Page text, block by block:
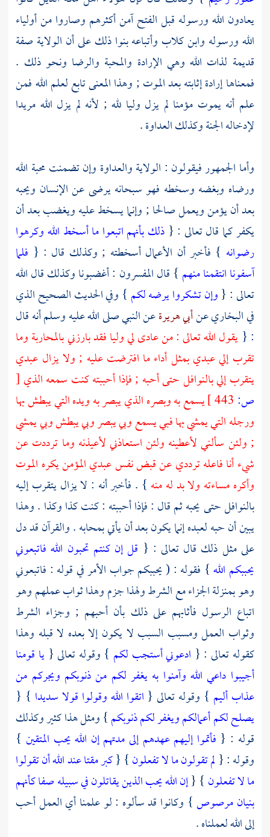
يعادون الله ورسوله قبل الفتح آمن أكثرهم وصاروا من أولياء
الله ورسوله وابن كلاب وأتباعه بنوا ذلك على أن الولاية صفة
قديمة لذات الله وهي الإرادة والمحبة والرضا ونحو ذلك .
فمعناها إرادة إثابته بعد الموت ; وهذا المعنى تابع لعلم الله فمن
علم أنه يموت مؤمنا لم يزل وليا لله ; لأنه لم يزل الله مريدا
لإدخاله الجنة وكذلك العداوة .
وأما الجمهور فيقولون : الولاية والعداوة وإن تضمنت محبة الله
ورضاه وبغضه وسخطه فهو سبحانه يرضى عن الإنسان ويحبه
بعد أن يؤمن ويعمل صالحا ; وإنما يسخط عليه ويغضب بعد أن
يكفر كما قال تعالى : { ذلك بأنهم اتبعوا ما أسخط الله وكرهوا
رضوانه } فأخبر أن الأعمال أسخطته ; وكذلك قال : { فلما
آسفونا انتقمنا منهم } قال المفسرون : أغضبونا وكذلك قال الله
تعالى : {وإن تشكروا يرضه لكم } وفي الحديث الصحيح الذي
فيالبخاريعنأبي هريرةعن النبي صلى الله عليه وسلم أنه قال
: { يقول الله تعالى : من عادى لي وليا فقد بارزني بالمحاربة وما
تقرب إلي عبدي بمثل أداء ما افترضت عليه ; ولا يزال عبدي
يتقرب إلي بالنوافل حتى أحبه ; فإذا أحببته كنت سمعه الذي [
ص:
يسمع به وبصره الذي يبصر به ويده التي يبطش بها
ورجله التي يمشي بها فبي يسمع وبي يبصر وبي يبطش وبي يمشي
; ولئن سألني لأعطينه ولئن استعاذني لأعيذنه وما ترددت عن
شيء أنا فاعله ترددي عن قبض نفس عبدي المؤمن يكره الموت
وأكره مساءته ولا بد له منه } . فأخبر أنه : لا يزال يتقرب إليه
بالنوافل حتى يحبه ثم قال : فإذا أحببته : كنت كذا وكذا . وهذا
يبين أن حبه لعبده إنما يكون بعد أن يأتي بمحابه . والقرآن قد دل
على مثل ذلك قال تعالى : { قل إن كنتم تحبون الله فاتبعوني
يحببكم الله} فقوله : ( يحببكم جواب الأمر في قوله : فاتبعوني
وهو بمنزلة الجزاء مع الشرط ولهذا جزم وهذا ثواب عملهم وهو
اتباع الرسول فأثابهم على ذلك بأن أحبهم ; وجزاء الشرط
وثواب العمل ومسبب السبب لا يكون إلا بعده لا قبله وهذا
كقوله تعالى : { ادعوني أستجب لكم } وقوله تعالى {يا قومنا
أجيبوا داعي الله وآمنوا به يغفر لكم من ذنوبكم ويجركم من
عذاب أليم } وقوله تعالى { اتقوا الله وقولوا قولا سديدا } {
يصلح لكم أعمالكم ويغفر لكم ذنوبكم} ومثل هذا كثير وكذلك
قوله : { فأتموا إليهم عهدهم إلى مدتهم إن الله يحب المتقين }
وقوله : { لم تقولون ما لا تفعلون} {كبر مقتا عند الله أن تقولوا
ما لا تفعلون } {إن الله يحب الذين يقاتلون في سبيله صفا كأنهم
بنيان مرصوص} وكانوا قد سألوه : لو علمنا أي العمل أحب
إلى الله لعملناه .